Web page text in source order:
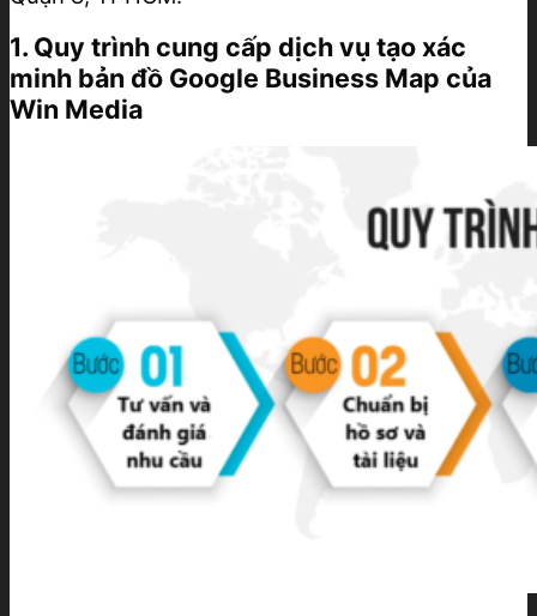
1. Quy trình cung cấp dịch vụ tạo xác
minh bản đồ Google Business Map của
Win Media